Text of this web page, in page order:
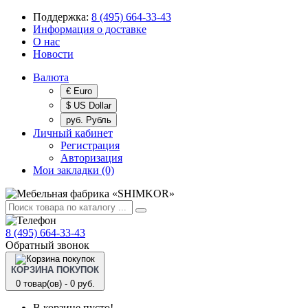
Поддержка: 8 (495) 664-33-43
Информация о доставке
О нас
Новости
Валюта
€ Euro
$ US Dollar
руб. Рубль
Личный кабинет
Регистрация
Авторизация
Мои закладки (0)
8 (495) 664-33-43
Обратный звонок
КОРЗИНА ПОКУПОК
0 товар(ов) - 0 руб.